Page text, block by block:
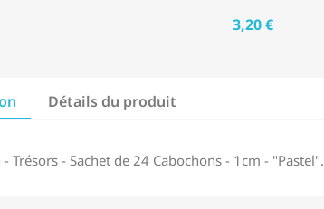
3,20 €
Détails du produit
Trésors - Sachet de 24 Cabochons - 1cm - "Pastel".